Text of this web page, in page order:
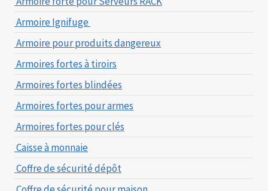
Armoire Ignifuge
Armoire pour produits dangereux
Armoires fortes à tiroirs
Armoires fortes blindées
Armoires fortes pour armes
Armoires fortes pour clés
Caisse à monnaie
Coffre de sécurité dépôt